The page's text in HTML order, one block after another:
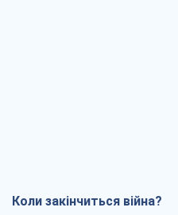
Коли закінчиться війна?